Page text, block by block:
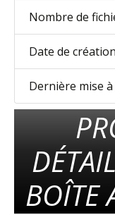
Nombre de
Date de création
Dernière mise
BOÎTE